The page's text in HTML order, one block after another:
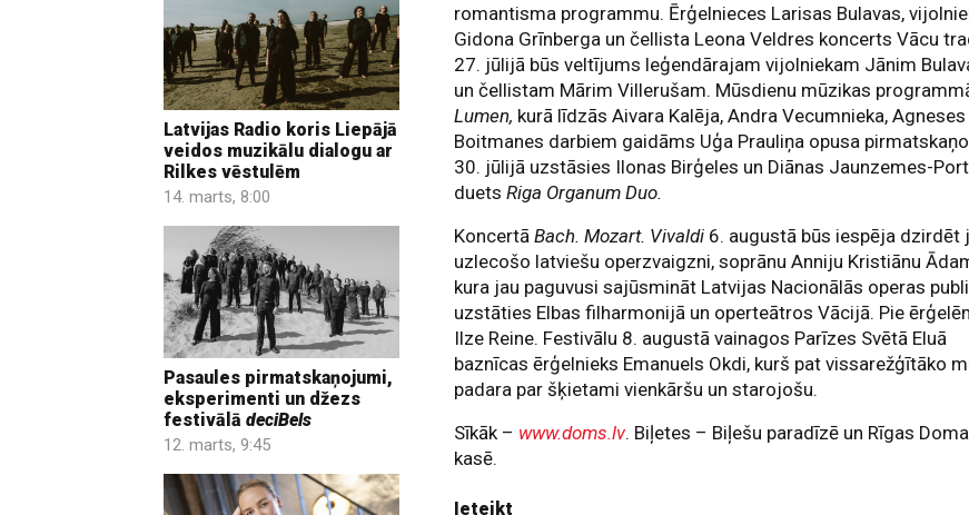
Latvijas Radio koris Liepājā
veidos muzikālu dialogu ar
Rilkes vēstulēm
14. marts, 8:00
Pasaules pirmatskaņojumi,
eksperimenti un džezs
festivālā deciBels
12. marts, 9:45
romantisma programmu. Ērģelnieces Larisas Bulavas,
Gidona Grīnberga un čellista Leona Veldres koncerts Vācu
27. jūlijā būs veltījums leģendārajam vijolniekam Jānim
un čellistam Mārim Villerušam. Mūsdienu mūzikas
Lumen, kurā līdzās Aivara Kalēja, Andra Vecumnieka, Agneses
Boitmanes darbiem gaidāms Uģa Prauliņa opusa
30. jūlijā uzstāsies Ilonas Birģeles un Diānas Jaunzemes-
duetsRiga Organum Duo.
KoncertāBach. Mozart. Vivaldi 6. augustā būs iespēja dzirdēt
uzlecošo latviešu operzvaigzni, soprānu Anniju Kristiānu
kura jau paguvusi sajūsmināt Latvijas Nacionālās operas
uzstāties Elbas filharmonijā un operteātros Vācijā. Pie
Ilze Reine. Festivālu 8. augustā vainagos Parīzes Svētā Eluā
baznīcas ērģelnieks Emanuels Okdi, kurš pat vissarežģītāko
padara par šķietami vienkāršu un starojošu.
Sīkāk – www.doms.lv. Biļetes – Biļešu paradīzē un Rīgas Doma
kasē.
Ieteikt